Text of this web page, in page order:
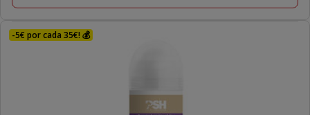
-5€ por cada 35€! 💰